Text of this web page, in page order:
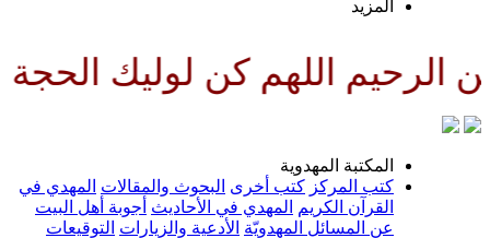
كن لوليك الحجة بن الحسن
المهدوية
كتب أخرى البحوث والمقالات المهدي في
المهدي في الأحاديث أجوبة أهل البيت
المسائل المهدويّة الأدعية والزيارات التوقيعات